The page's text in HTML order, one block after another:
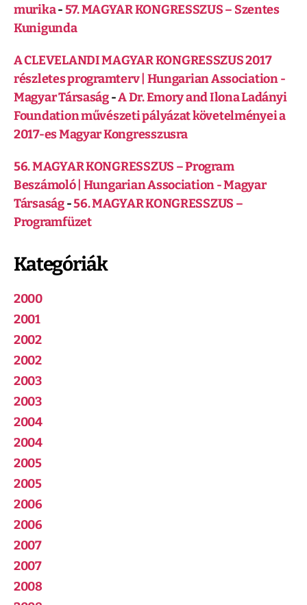
murika-57. MAGYAR KONGRESSZUS – Szentes
Kunigunda
A CLEVELANDI MAGYAR KONGRESSZUS 2017
részletes programterv | Hungarian Association -
Magyar Társaság-A Dr. Emory and Ilona Ladányi
Foundation művészeti pályázat követelményei a
2017-es Magyar Kongresszusra
56. MAGYAR KONGRESSZUS – Program
Beszámoló | Hungarian Association - Magyar
Társaság-56. MAGYAR KONGRESSZUS –
Programfüzet
Kategóriák
2000
2001
2002
2002
2003
2003
2004
2004
2005
2005
2006
2006
2007
2007
2008